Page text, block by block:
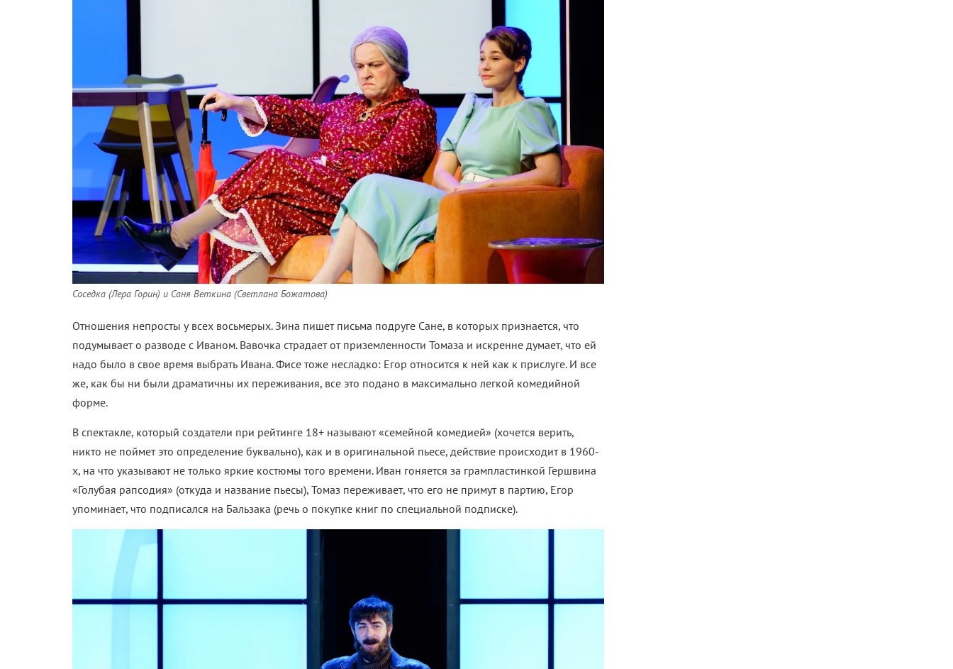
Соседка (Лера Горин) и Саня Веткина (Светлана Божатова)
Отношения непросты у всех восьмерых. Зина пишет письма подруге Сане, в которых признается, что
подумывает о разводе с Иваном. Вавочка страдает от приземленности Томаза и искренне думает, что ей
надо было в свое время выбрать Ивана. Фисе тоже несладко: Егор относится к ней как к прислуге. И все
же, как бы ни были драматичны их переживания, все это подано в максимально легкой комедийной
форме.
В спектакле, который создатели при рейтинге 18+ называют«семейной комедией» (хочется верить,
никто не поймет это определение буквально), как и в оригинальной пьесе, действие происходит в 1960-
х, на что указывают не только яркие костюмы того времени. Иван гоняется за грампластинкой Гершвина
«Голубая рапсодия» (откуда и название пьесы), Томаз переживает, что его не примут в партию, Егор
упоминает, что подписался на Бальзака (речь о покупке книг по специальной подписке).